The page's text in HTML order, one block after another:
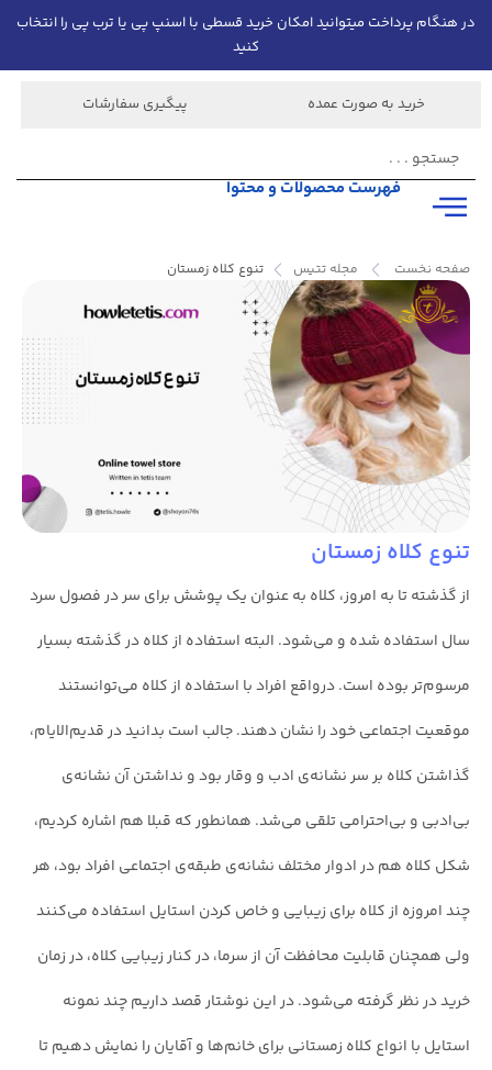
در هنگام پرداخت میتوانید امکان خرید قسطی با اسنپ پی یا ترب پی را انتخاب
کنید
خرید به صورت عمده پیگیری سفارشات
فهرست محصولات و محتوا
صفحه نخست مجله تتیس تنوع کلاه زمستان
تنوع کلاه زمستان
از گذشته تا به امروز، کلاه به عنوان یک پوشش برای سر در فصول سرد
سال استفاده شده و می‌شود. البته استفاده از کلاه در گذشته بسیار
مرسوم‌تر بوده است. درواقع افراد با استفاده از کلاه می‌توانستند
موقعیت اجتماعی خود را نشان دهند. جالب است بدانید در قدیم‌الایام،
گذاشتن کلاه بر سر نشانه‌ی ادب و وقار بود و نداشتن آن نشانه‌ی
بی‌ادبی و بی‌احترامی تلقی می‌شد. همانطور که قبلا هم اشاره کردیم،
شکل کلاه هم در ادوار مختلف نشانه‌ی طبقه‌ی اجتماعی افراد بود، هر
چند امروزه از کلاه برای زیبایی و خاص کردن استایل استفاده می‌کنند
ولی همچنان قابلیت محافظت آن از سرما، در کنار زیبایی کلاه، در زمان
خرید در نظر گرفته می‌شود. در این نوشتار قصد داریم چند نمونه
استایل با انواع کلاه زمستانی برای خانم‌ها و آقایان را نمایش دهیم تا